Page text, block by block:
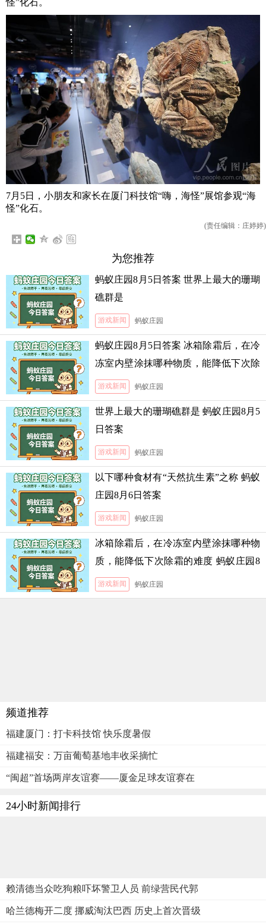
7月5日，小朋友和家长在厦门科技馆“嗨，海怪”展馆参观“海
怪”化石。
(责任编辑：庄婷婷)
为您推荐
蚂蚁庄园8月5日答案 世界上最大的珊瑚
礁群是
游戏新闻 蚂蚁庄园
蚂蚁庄园8月5日答案 冰箱除霜后，在冷
冻室内壁涂抹哪种物质，能降低下次除
霜的难度
游戏新闻 蚂蚁庄园
世界上最大的珊瑚礁群是 蚂蚁庄园8月5
日答案
游戏新闻 蚂蚁庄园
以下哪种食材有“天然抗生素”之称 蚂蚁
庄园8月6日答案
游戏新闻 蚂蚁庄园
冰箱除霜后，在冷冻室内壁涂抹哪种物
质，能降低下次除霜的难度 蚂蚁庄园8
月5日答案
游戏新闻 蚂蚁庄园
频道推荐
福建厦门：打卡科技馆 快乐度暑假
福建福安：万亩葡萄基地丰收采摘忙
“闽超”首场两岸友谊赛——厦金足球友谊赛在
24小时新闻排行
赖清德当众吃狗粮吓坏警卫人员 前绿营民代郭
哈兰德梅开二度 挪威淘汰巴西 历史上首次晋级